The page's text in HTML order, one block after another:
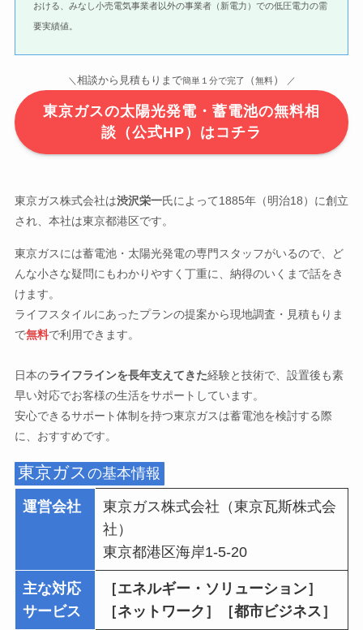
おける、みなし小売電気事業者以外の事業者（新電力）での低圧電力の需
要実績値。
＼ 相談から見積もりまで簡単１分で完了 （無料） ／
東京ガスの太陽光発電・蓄電池の無料相
談（公式HP）はコチラ
東京ガス株式会社は渋沢栄一氏によって1885年（明治18）に創立
され、本社は東京都港区です。
東京ガスには蓄電池・太陽光発電の専門スタッフがいるので、ど
んな小さな疑問にもわかりやすく丁重に、納得のいくまで話をき
けます。
ライフスタイルにあったプランの提案から現地調査・見積もりま
で無料で利用できます。
日本のライフラインを長年支えてきた経験と技術で、設置後も素
早い対応でお客様の生活をサポートしています。
安心できるサポート体制を持つ東京ガスは蓄電池を検討する際
に、おすすめです。
東京ガスの基本情報
運営会社
東京ガス株式会社（東京瓦斯株式会
社）
東京都港区海岸1-5-20
主な対応
サービス
［エネルギー・ソリューション］
［ネットワーク］［都市ビジネス］